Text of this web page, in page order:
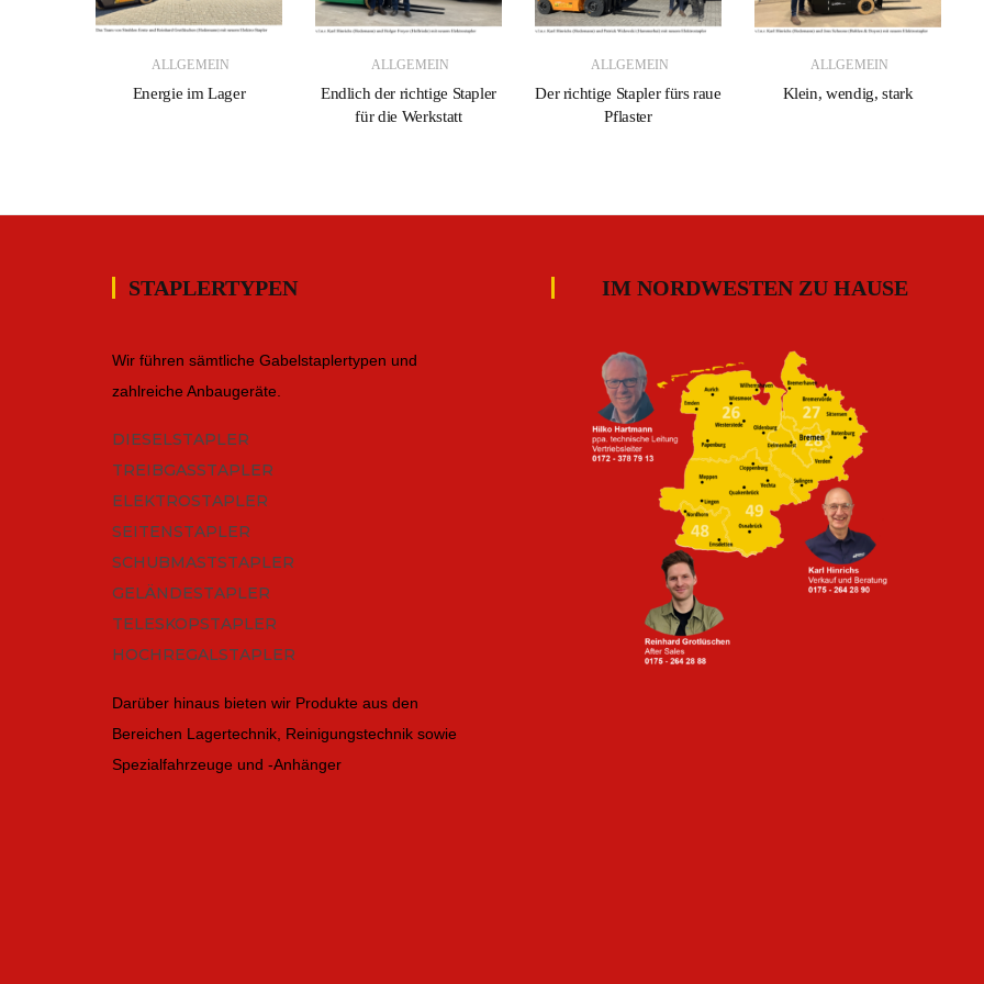
ALLGEMEIN
Energie im Lager
ALLGEMEIN
Endlich der richtige Stapler
für die Werkstatt
ALLGEMEIN
Der richtige Stapler fürs raue
Pflaster
ALLGEMEIN
Klein, wendig, stark
STAPLERTYPEN
Wir führen sämtliche Gabelstaplertypen und
zahlreiche Anbaugeräte.
DIESELSTAPLER
TREIBGASSTAPLER
ELEKTROSTAPLER
SEITENSTAPLER
SCHUBMASTSTAPLER
GELÄNDESTAPLER
TELESKOPSTAPLER
HOCHREGALSTAPLER
Darüber hinaus bieten wir Produkte aus den
Bereichen Lagertechnik, Reinigungstechnik sowie
Spezialfahrzeuge und -Anhänger
IM NORDWESTEN ZU HAUSE